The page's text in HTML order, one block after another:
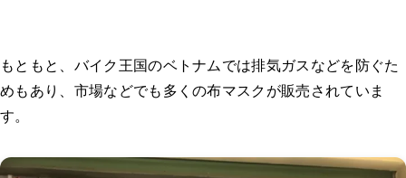
もともと、バイク王国のベトナムでは排気ガスなどを防ぐた
めもあり、市場などでも多くの布マスクが販売されていま
す。